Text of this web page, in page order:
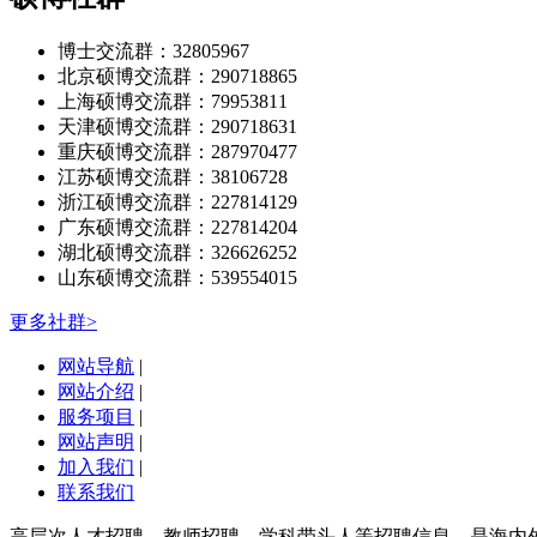
博士交流群：32805967
北京硕博交流群：290718865
上海硕博交流群：79953811
天津硕博交流群：290718631
重庆硕博交流群：287970477
江苏硕博交流群：38106728
浙江硕博交流群：227814129
广东硕博交流群：227814204
湖北硕博交流群：326626252
山东硕博交流群：539554015
更多社群>
网站导航 |
网站介绍 |
服务项目 |
网站声明 |
加入我们 |
联系我们